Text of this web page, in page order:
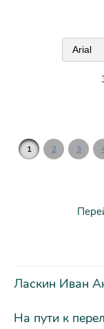
1 2 3
Ласкин Иван
На пути к